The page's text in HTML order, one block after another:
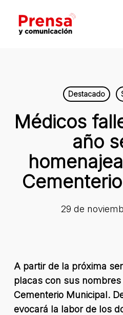
main
Destacado
Médicos
año
29 de
A partir de la próxima
placas con sus
Cementerio Municipal.
evocará la labor de los